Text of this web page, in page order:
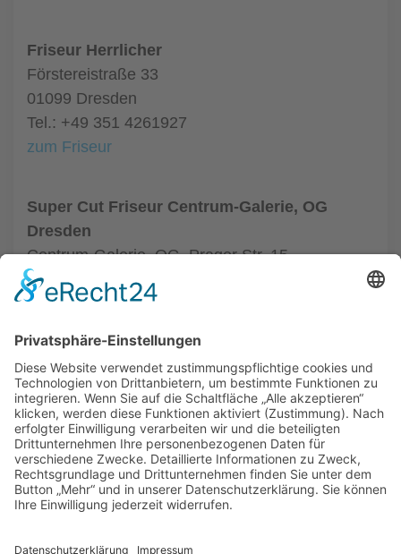
Friseur Herrlicher
Förstereistraße 33
01099 Dresden
Tel.: +49 351 4261927
zum Friseur
Super Cut Friseur Centrum-Galerie, OG
Dresden
Centrum-Galerie, OG, Prager Str. 15
01069 Dresden
Tel.: +49 351 48437410
ALLGEMEIN
FRISEURE